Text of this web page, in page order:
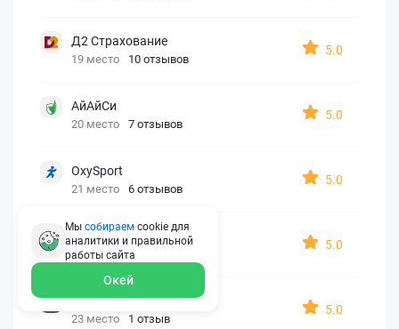
Д2 Страхование
19 место 10 отзывов
5.0
АйАйСи
20 место 7 отзывов
5.0
OxySport
21 место 6 отзывов
5.0
ERGO AXA
22 место 2 отзыва
5.0
Oxy Travel Premium
23 место 1 отзыв
5.0
Мы собираем cookie для
аналитики и правильной
работы сайта
Окей